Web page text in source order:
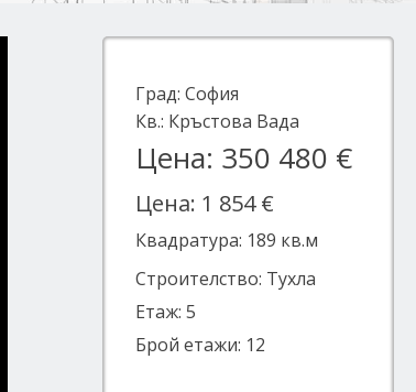
Град:София
Кв.: Кръстова Вада
Цена: 350 480 €
Цена: 1 854 €
Квадратура: 189 кв.м
Строителство: Тухла
Етаж: 5
Брой етажи: 12